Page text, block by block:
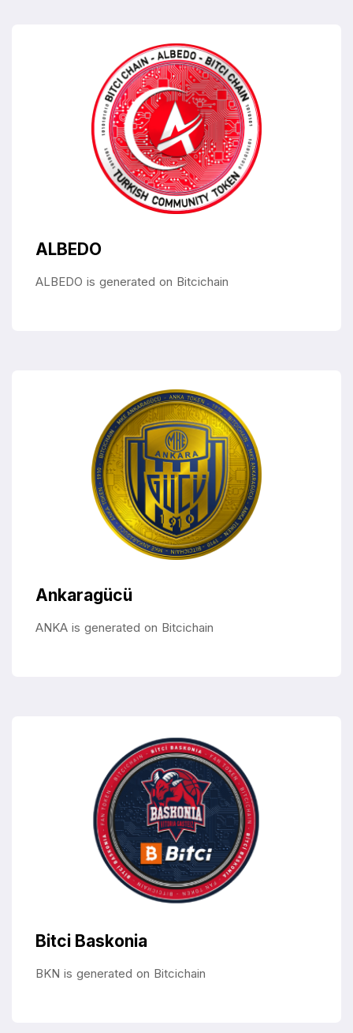
ALBEDO
ALBEDO is generated on Bitcichain
Ankaragücü
ANKA is generated on Bitcichain
Bitci Baskonia
BKN is generated on Bitcichain